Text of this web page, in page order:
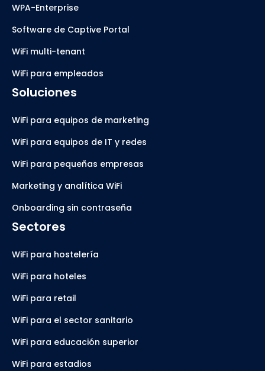
WPA-Enterprise
Software de Captive Portal
WiFi multi-tenant
WiFi para empleados
Soluciones
WiFi para equipos de marketing
WiFi para equipos de IT y redes
WiFi para pequeñas empresas
Marketing y analítica WiFi
Onboarding sin contraseña
Sectores
WiFi para hostelería
WiFi para hoteles
WiFi para retail
WiFi para el sector sanitario
WiFi para educación superior
WiFi para estadios